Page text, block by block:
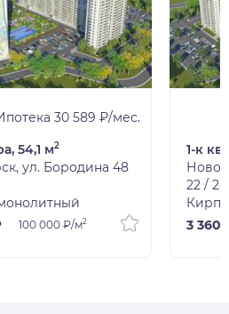
30 589 ₽/мес.
54,1 м2
ул. Бородина 48
100 000 ₽/м2
1-к
22 /
3 360